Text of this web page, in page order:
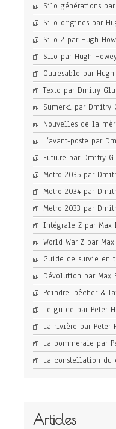
Silo générations
Silo origines par
Silo 2 par Hugh
Silo par Hugh
Outresable par
Texto par Dmitry
Sumerki par Dmitry
Nouvelles de la
L’avant-poste par
Futu.re par Dmitry
Metro 2035 par
Metro 2034 par
Metro 2033 par
Intégrale Z par Max
World War Z par
Guide de survie en
Dévolution par Max
Peindre, pêcher &
Le guide par Peter
La rivière par Peter
La pommeraie par
La constellation du
Articles